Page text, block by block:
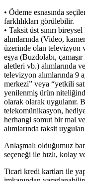
• Ödeme esnasında
farklılıkları görülebilir.
• Taksit üst sınırı
alımlarında (Video,
üzerinde olan televizyon
eşya (Buzdolabı,
aletleri vb.) alımlarında
televizyon alımlarında 9
merkezi” veya “yetkili
yenilenmiş ürün
olarak olarak uygulanır.
telekomünikasyon,
herhangi somut bir mal
alımlarında taksit
Anlaşmalı olduğumuz
seçeneği ile hızlı, kolay
Ticari kredi kartları ile